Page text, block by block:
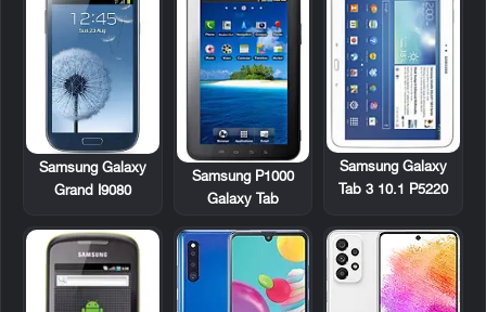
Samsung Galaxy
Tab 3 10.1 P5220
Samsung P1000
Galaxy Tab
Samsung Galaxy
Grand I9080